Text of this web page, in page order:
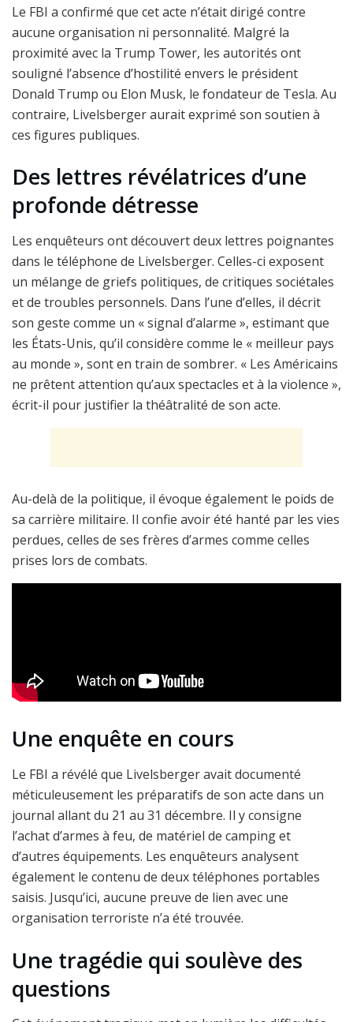
Le FBI a confirmé que cet acte n’était dirigé contre
aucune organisation ni personnalité. Malgré la
proximité avec la Trump Tower, les autorités ont
souligné l’absence d’hostilité envers le président
Donald Trump ou Elon Musk, le fondateur de Tesla. Au
contraire, Livelsberger aurait exprimé son soutien à
ces figures publiques.
Des lettres révélatrices d’une
profonde détresse
Les enquêteurs ont découvert deux lettres poignantes
dans le téléphone de Livelsberger. Celles-ci exposent
un mélange de griefs politiques, de critiques sociétales
et de troubles personnels. Dans l’une d’elles, il décrit
son geste comme un « signal d’alarme », estimant que
les États-Unis, qu’il considère comme le « meilleur pays
au monde », sont en train de sombrer. « Les Américains
ne prêtent attention qu’aux spectacles et à la violence »,
écrit-il pour justifier la théâtralité de son acte.
Au-delà de la politique, il évoque également le poids de
sa carrière militaire. Il confie avoir été hanté par les vies
perdues, celles de ses frères d’armes comme celles
prises lors de combats.
Une enquête en cours
Le FBI a révélé que Livelsberger avait documenté
méticuleusement les préparatifs de son acte dans un
journal allant du 21 au 31 décembre. Il y consigne
l’achat d’armes à feu, de matériel de camping et
d’autres équipements. Les enquêteurs analysent
également le contenu de deux téléphones portables
saisis. Jusqu’ici, aucune preuve de lien avec une
organisation terroriste n’a été trouvée.
Une tragédie qui soulève des
questions